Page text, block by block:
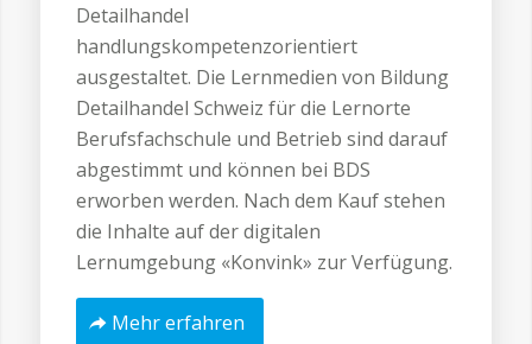
Detailhandel
handlungskompetenzorientiert
ausgestaltet. Die Lernmedien von Bildung
Detailhandel Schweiz für die Lernorte
Berufsfachschule und Betrieb sind darauf
abgestimmt und können bei BDS
erworben werden. Nach dem Kauf stehen
die Inhalte auf der digitalen
Lernumgebung «Konvink» zur Verfügung.
Mehr erfahren